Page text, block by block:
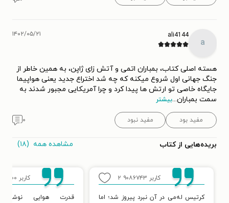
a
ali4144 ۱۴۰۲/۰۵/۲۱
هسته اصلی کتاب، بمباران اتمی و آتش زای ژاپن، به همین خاطر از
جنگ جهانی اول شروع میکنه که چه شد اختراع جدید یعنی هواپیما
جایگاه خاصی تو ارتش ها پیدا کرد و چرا آمریکایی مجبور شدند به
سمت بمباران...بیشتر
مفید بود مفید نبود ۰
بریده‌هایی از کتاب مشاهده همه (۱۸)
کاربر ۹۰۸۶۷۴۳ ۲
کرتیس له‌می در آن نبرد پیروز شد؛ اما
کاربر ۹۷۰۱۰۰
قدرت هوایی‌ نوشتهٔ